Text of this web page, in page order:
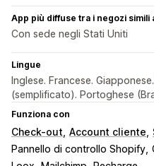
App più diffuse tra i negozi simili
Con sede negli Stati Uniti
Lingue
Inglese. Francese.
(semplificato). Portoghese
Funziona con
Check-out Account cliente
Pannello di controllo Shopify